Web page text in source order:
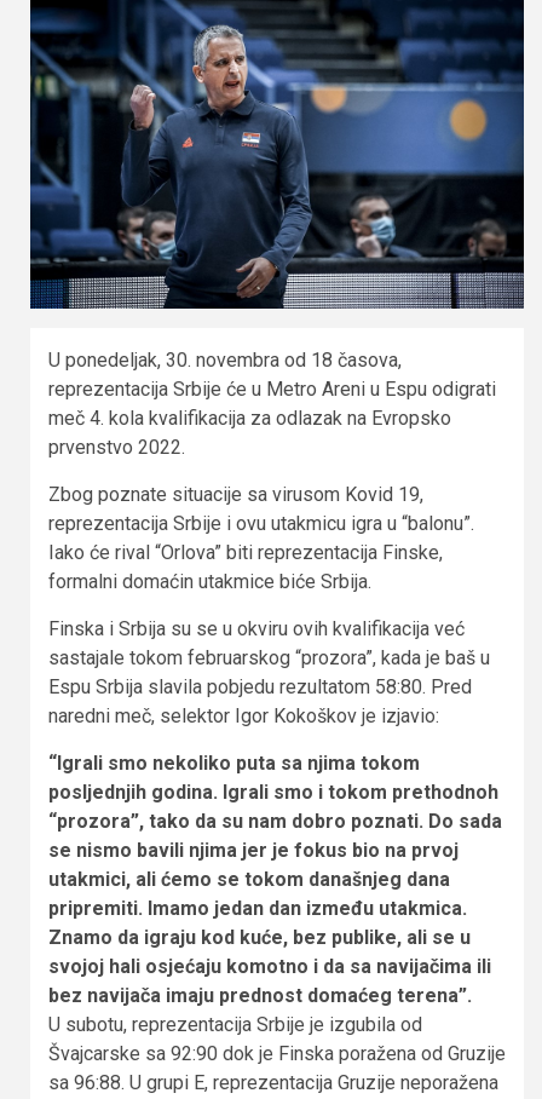
U ponedeljak, 30. novembra od 18 časova,
reprezentacija Srbije će u Metro Areni u Espu odigrati
meč 4. kola kvalifikacija za odlazak na Evropsko
prvenstvo 2022.
Zbog poznate situacije sa virusom Kovid 19,
reprezentacija Srbije i ovu utakmicu igra u “balonu”.
Iako će rival “Orlova” biti reprezentacija Finske,
formalni domaćin utakmice biće Srbija.
Finska i Srbija su se u okviru ovih kvalifikacija već
sastajale tokom februarskog “prozora”, kada je baš u
Espu Srbija slavila pobjedu rezultatom 58:80. Pred
naredni meč, selektor Igor Kokoškov je izjavio:
“Igrali smo nekoliko puta sa njima tokom
posljednjih godina. Igrali smo i tokom prethodnoh
“prozora”, tako da su nam dobro poznati. Do sada
se nismo bavili njima jer je fokus bio na prvoj
utakmici, ali ćemo se tokom današnjeg dana
pripremiti. Imamo jedan dan između utakmica.
Znamo da igraju kod kuće, bez publike, ali se u
svojoj hali osjećaju komotno i da sa navijačima ili
bez navijača imaju prednost domaćeg terena”.
U subotu, reprezentacija Srbije je izgubila od
Švajcarske sa 92:90 dok je Finska poražena od Gruzije
sa 96:88. U grupi E, reprezentacija Gruzije neporažena